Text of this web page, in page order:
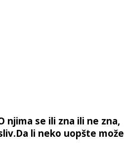
njima se ili zna ili ne zna,
li neko uopšte može